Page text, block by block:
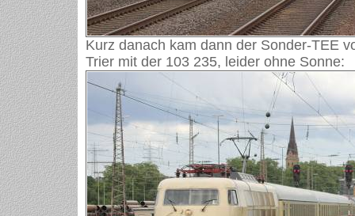
Kurz danach kam dann der Sonder-TEE
Trier mit der 103 235, leider ohne Sonne: